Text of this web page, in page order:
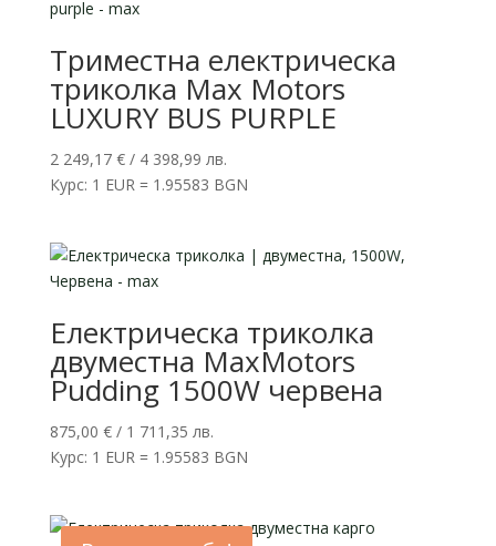
Триместна електрическа
триколка Max Motors
LUXURY BUS PURPLE
2 249,17 €/ 4 398,99 лв.
Курс: 1 EUR = 1.95583 BGN
Електрическа триколка
двуместна MaxMotors
Pudding 1500W червена
875,00 €/ 1 711,35 лв.
Курс: 1 EUR = 1.95583 BGN